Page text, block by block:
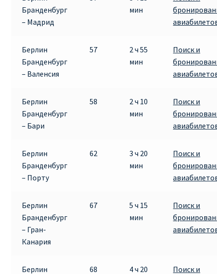
Бранденбург
– Мадрид
мин
Берлин
Бранденбург
– Валенсия
57
2 ч 55
мин
Поиск и
Берлин
Бранденбург
– Бари
58
2 ч 10
мин
Поиск и
Берлин
Бранденбург
– Порту
62
3 ч 20
мин
Поиск и
Берлин
Бранденбург
– Гран-
Канария
67
5 ч 15
мин
Поиск и
Берлин
68
4 ч 20
Поиск и